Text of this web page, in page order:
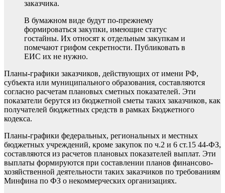
заказчика.
В бумажном виде будут по-прежнему
формироваться закупки, имеющие статус
гостайны. Их относят к отдельным закупкам и
помечают грифом секретности. Публиковать в
ЕИС их не нужно.
Планы-графики заказчиков, действующих от имени РФ,
субъекта или муниципального образования, составляются
согласно расчетам плановых сметных показателей. Эти
показатели берутся из бюджетной сметы таких заказчиков, как
получателей бюджетных средств в рамках Бюджетного
кодекса.
Планы-графики федеральных, региональных и местных
бюджетных учреждений, кроме закупок по ч.2 и 6 ст.15 44-ФЗ,
составляются из расчетов плановых показателей выплат. Эти
выплаты формируются при составлении планов финансово-
хозяйственной деятельности таких заказчиков по требованиям
Минфина по ФЗ о некоммерческих организациях.